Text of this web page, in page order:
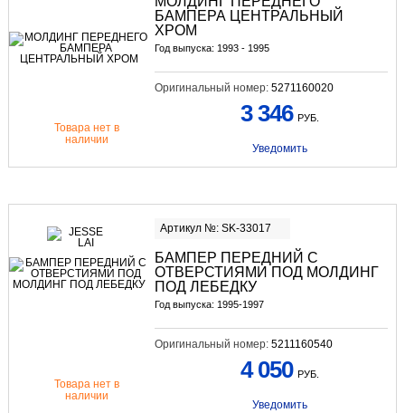
БАМПЕРА ЦЕНТРАЛЬНЫЙ
ХРОМ
Год выпуска: 1993 - 1995
Оригинальный номер: 5271160020
Товара нет в
наличии
3 346 РУБ.
Уведомить
Артикул №: SK-33017
БАМПЕР ПЕРЕДНИЙ С
ОТВЕРСТИЯМИ ПОД МОЛДИНГ
ПОД ЛЕБЕДКУ
Год выпуска: 1995-1997
Оригинальный номер: 5211160540
Товара нет в
наличии
4 050 РУБ.
Уведомить